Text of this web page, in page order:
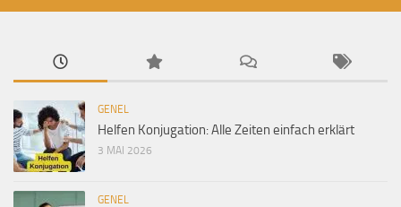
GENEL
Helfen Konjugation: Alle Zeiten einfach erklärt
3 MAI 2026
GENEL